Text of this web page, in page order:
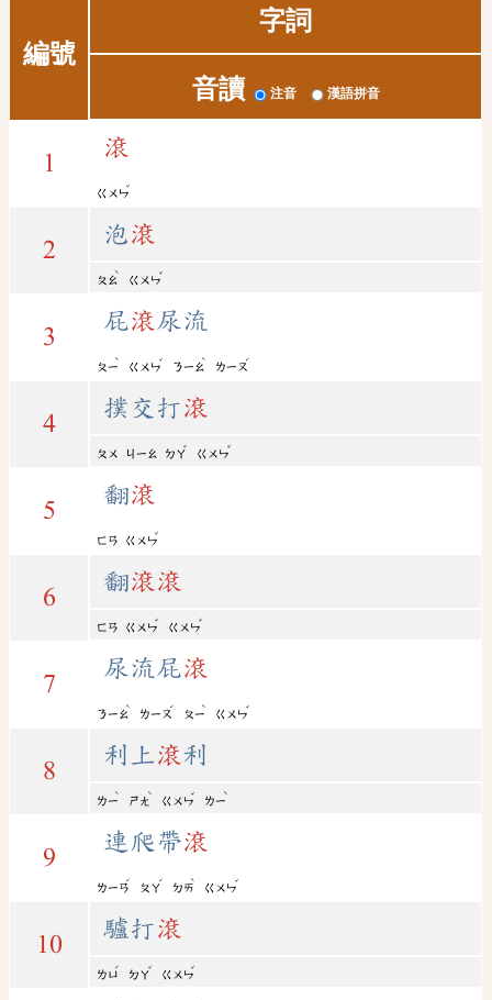
編號
字詞
音讀 注音 漢語拼音
1
滾
ㄍㄨㄣ
ˇ
2
泡滾
ㄆㄠ
ˋ
ㄍㄨㄣ
ˇ
3
屁滾 尿流
ㄆㄧ
ˋ
ㄍㄨㄣ
ˇ
ㄋㄧㄠ
ˋ
ㄌㄧㄡ
ˊ
4
撲交打滾
ㄆㄨ ㄐㄧㄠ ㄉㄚ
ˇ
ㄍㄨㄣ
ˇ
5
翻滾
ㄈㄢ ㄍㄨㄣ
ˇ
6
翻滾 滾
ㄈㄢ ㄍㄨㄣ
ˇ
ㄍㄨㄣ
ˇ
7
尿流屁滾
ㄋㄧㄠ
ˋ
ㄌㄧㄡ
ˊ
ㄆㄧ
ˋ
ㄍㄨㄣ
ˇ
8
利上滾利
ㄌㄧ
ˋ
ㄕㄤ
ˋ
ㄍㄨㄣ
ˇ
ㄌㄧ
ˋ
9
連爬帶滾
ㄌㄧㄢ
ˊ
ㄆㄚ
ˊ
ㄉㄞ
ˋ
ㄍㄨㄣ
ˇ
10
驢打滾
ㄌㄩ
ˊ
ㄉㄚ
ˇ
ㄍㄨㄣ
ˇ